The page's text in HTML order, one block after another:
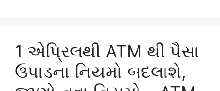
1 એપ્રિલથી ATM થી પૈસા
ઉપાડના નિયમો બદલાશે,